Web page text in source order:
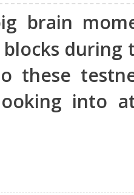
brain
during
these
into